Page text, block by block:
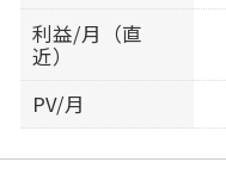
利益/月（直
近）
PV/月